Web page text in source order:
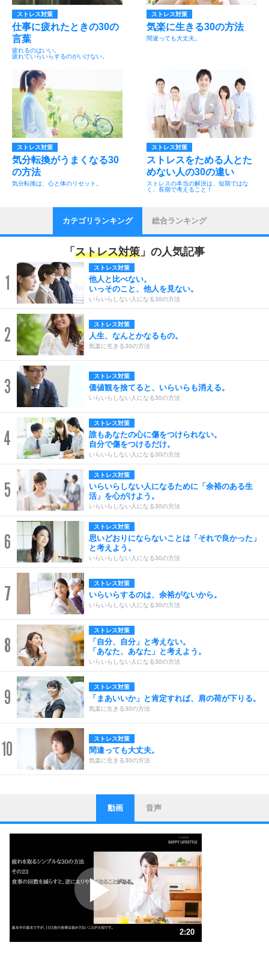
ストレス対策
仕事に疲れたときの30の
言葉
疲れるのはいい。
疲れていらいらするのがいけない。
ストレス対策
気楽に生きる30の方法
間違っても大丈夫。
ストレス対策
気分転換がうまくなる30
の方法
気分転換は、心と体のリセット。
ストレス対策
ストレスをためる人とた
めない人の30の違い
ストレスの本当の解決は、短期ではな
く、長期で考えること！
カテゴリランキング 総合ランキング
「 ストレス対策 」の人気記事
1
ストレス対策
他人と比べない。
いっそのこと、他人を見ない。
いらいらしない人になる30の方法
2 ストレス対策
人生、なんとかなるもの。
気楽に生きる30の方法
3 ストレス対策
価値観を捨てると、いらいらも消える。
いらいらしない人になる30の方法
4
ストレス対策
誰もあなたの心に傷をつけられない。
自分で傷をつけるだけ。
いらいらしない人になる30の方法
5
ストレス対策
いらいらしない人になるために「余裕のある生
活」を心がけよう。
いらいらしない人になる30の方法
6
ストレス対策
思いどおりにならないことは「それで良かった」
と考えよう。
いらいらしない人になる30の方法
7 ストレス対策
いらいらするのは、余裕がないから。
いらいらしない人になる30の方法
8
ストレス対策
「自分、自分」と考えない。
「あなた、あなた」と考えよう。
いらいらしない人になる30の方法
9 ストレス対策
「まあいいか」と肯定すれば、肩の荷が下りる。
気楽に生きる30の方法
10 ストレス対策
間違っても大丈夫。
気楽に生きる30の方法
1
ストレス対策
他人と比べない。
いっそのこと、他人を見ない。
いらいらしない人になる30の方法
ポジティブになれない原因は、行動しないから。
ポジティブ思考になる30の方法
ストレス対策
人生、なんとかなるもの。
気楽に生きる30の方法
動画 音声
2:20